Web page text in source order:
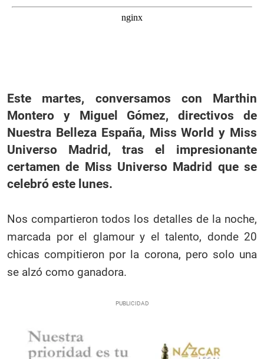
Este martes, conversamos con Marthin
Montero y Miguel Gómez, directivos de
Nuestra Belleza España, Miss World y Miss
Universo Madrid, tras el impresionante
certamen de Miss Universo Madrid que se
celebró este lunes.
Nos compartieron todos los detalles de la noche,
marcada por el glamour y el talento, donde 20
chicas compitieron por la corona, pero solo una
se alzó como ganadora.